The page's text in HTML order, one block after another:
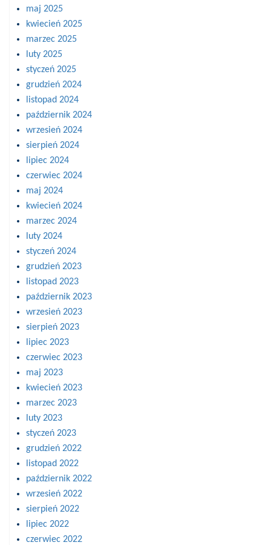
maj 2025
kwiecień 2025
marzec 2025
luty 2025
styczeń 2025
grudzień 2024
listopad 2024
październik 2024
wrzesień 2024
sierpień 2024
lipiec 2024
czerwiec 2024
maj 2024
kwiecień 2024
marzec 2024
luty 2024
styczeń 2024
grudzień 2023
listopad 2023
październik 2023
wrzesień 2023
sierpień 2023
lipiec 2023
czerwiec 2023
maj 2023
kwiecień 2023
marzec 2023
luty 2023
styczeń 2023
grudzień 2022
listopad 2022
październik 2022
wrzesień 2022
sierpień 2022
lipiec 2022
czerwiec 2022